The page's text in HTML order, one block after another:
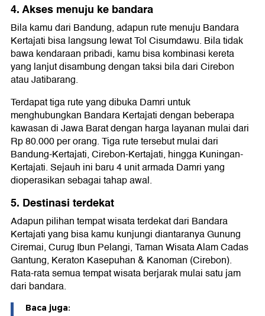
4. Akses menuju ke bandara
Bila kamu dari Bandung, adapun rute menuju Bandara
Kertajati bisa langsung lewat Tol Cisumdawu. Bila tidak
bawa kendaraan pribadi, kamu bisa kombinasi kereta
yang lanjut disambung dengan taksi bila dari Cirebon
atau Jatibarang.
Terdapat tiga rute yang dibuka Damri untuk
menghubungkan Bandara Kertajati dengan beberapa
kawasan di Jawa Barat dengan harga layanan mulai dari
Rp 80.000 per orang. Tiga rute tersebut mulai dari
Bandung-Kertajati, Cirebon-Kertajati, hingga Kuningan-
Kertajati. Sejauh ini baru 4 unit armada Damri yang
dioperasikan sebagai tahap awal.
5. Destinasi terdekat
Adapun pilihan tempat wisata terdekat dari Bandara
Kertajati yang bisa kamu kunjungi diantaranya Gunung
Ciremai, Curug Ibun Pelangi, Taman Wisata Alam Cadas
Gantung, Keraton Kasepuhan & Kanoman (Cirebon).
Rata-rata semua tempat wisata berjarak mulai satu jam
dari bandara.
Baca juga: